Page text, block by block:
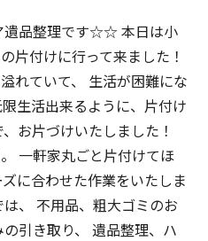
遺品整理です☆☆ 本日は小
片付けに行って来ました！
れていて、 生活が困難にな
生活出来るように、片付け
お片づけいたしました！
一軒家丸ごと片付けてほ
に合わせた作業をいたしま
、 不用品、粗大ゴミのお
引き取り、 遺品整理、ハ